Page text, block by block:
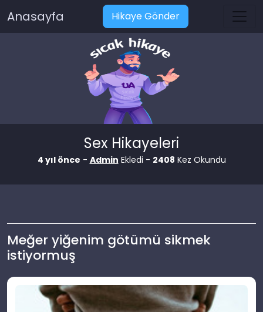
Anasayfa Hikaye Gönder
Sex Hikayeleri
4 yıl önce - Admin Ekledi - 2408 Kez Okundu
Meğer yiğenim götümü sikmek
istiyormuş